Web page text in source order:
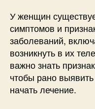
У женщин
симптомов и
заболеваний,
возникнуть в их
важно знать
чтобы рано
начать лечение.